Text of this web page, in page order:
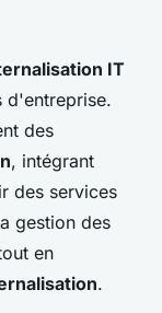
IT
d'entreprise.
des
, intégrant
des services
gestion des
en
.